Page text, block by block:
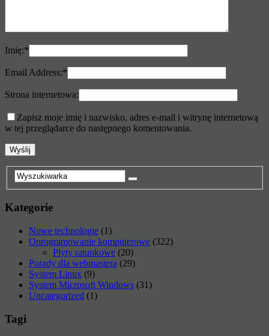
Imię:*
Email Address:*
Strona internetowa:
Zapisz moje imię i nazwisko, adres e-mail i witrynę internetową
w tej przeglądarce do następnego komentowania.
Kategorie
Nowe technologie (1)
Oprogramowanie komputerowe (322)
Płyty ratunkowe (20)
Porady dla webmastera (29)
System Linux (9)
System Microsoft Windows (31)
Uncategorized (1)
Tagi